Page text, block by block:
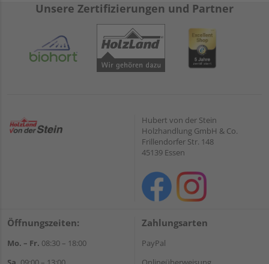
Unsere Zertifizierungen und Partner
Hubert von der Stein
Holzhandlung GmbH & Co.
Frillendorfer Str. 148
45139 Essen
Öffnungszeiten:
Mo. – Fr. 08:30 – 18:00
Zahlungsarten
PayPal